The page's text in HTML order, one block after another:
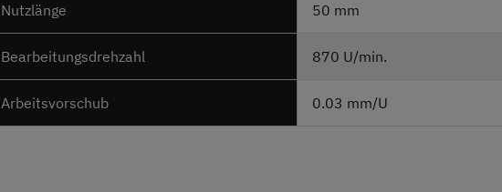
Nutzlänge 50 mm
Bearbeitungsdrehzahl 870 U/min.
Arbeitsvorschub 0.03 mm/U